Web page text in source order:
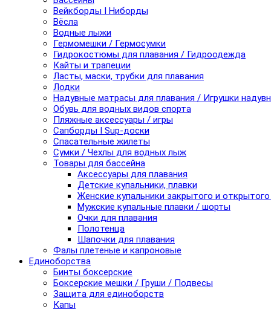
Вейкборды I Ниборды
Вёсла
Водные лыжи
Гермомешки / Гермосумки
Гидрокостюмы для плавания / Гидроодежда
Кайты и трапеции
Ласты, маски, трубки для плавания
Лодки
Надувные матрасы для плавания / Игрушки
Обувь для водных видов спорта
Пляжные аксессуары / игры
Сапборды I Sup-доски
Спасательные жилеты
Сумки / Чехлы для водных лыж
Товары для бассейна
Аксессуары для плавания
Детские купальники, плавки
Женские купальники закрытого и
Мужские купальные плавки / шорты
Очки для плавания
Полотенца
Шапочки для плавания
Фалы плетеные и капроновые
Единоборства
Бинты боксерские
Боксерские мешки / Груши / Подвесы
Защита для единоборств
Капы